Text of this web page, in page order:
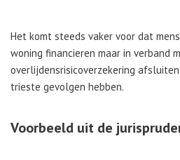
Het komt steeds vaker voor dat
woning financieren maar in verband
overlijdensrisicoverzekering
trieste gevolgen hebben.
Voorbeeld uit de